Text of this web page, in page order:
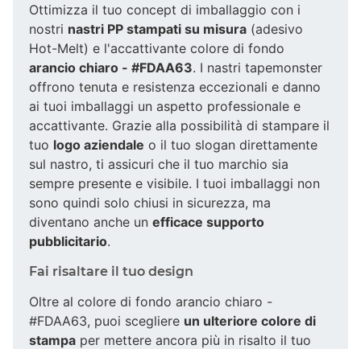
Ottimizza il tuo concept di imballaggio con i
nostri nastri PP stampati su misura (adesivo
Hot-Melt) e l'accattivante colore di fondo
arancio chiaro - #FDAA63. I nastri tapemonster
offrono tenuta e resistenza eccezionali e danno
ai tuoi imballaggi un aspetto professionale e
accattivante. Grazie alla possibilità di stampare il
tuo logo aziendale o il tuo slogan direttamente
sul nastro, ti assicuri che il tuo marchio sia
sempre presente e visibile. I tuoi imballaggi non
sono quindi solo chiusi in sicurezza, ma
diventano anche un efficace supporto
pubblicitario.
Fai risaltare il tuo design
Oltre al colore di fondo arancio chiaro -
#FDAA63, puoi scegliere un ulteriore colore di
stampa per mettere ancora più in risalto il tuo